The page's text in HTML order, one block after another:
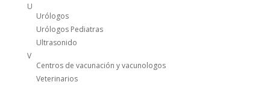
U
Urólogos
Urólogos Pediatras
Ultrasonido
V
Centros de vacunación y vacunologos
Veterinarios